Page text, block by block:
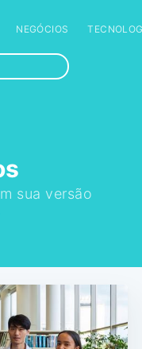
NEGÓCIOS
sua versão